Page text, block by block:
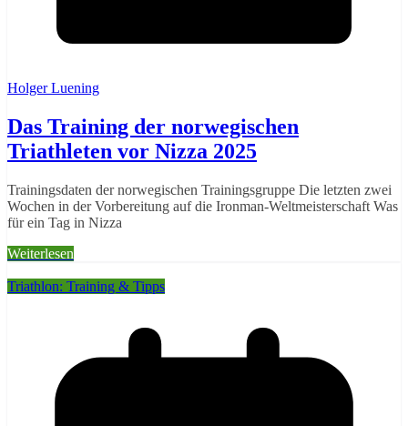
Holger Luening
Das Training der norwegischen
Triathleten vor Nizza 2025
Trainingsdaten der norwegischen Trainingsgruppe Die letzten zwei
Wochen in der Vorbereitung auf die Ironman-Weltmeisterschaft Was
für ein Tag in Nizza
Weiterlesen
Triathlon: Training & Tipps